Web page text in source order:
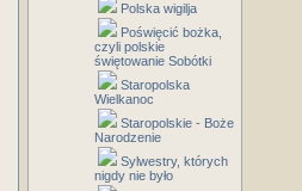
Polska wigilja
Poświęcić bożka,
czyli polskie
świętowanie Sobótki
Staropolska
Wielkanoc
Staropolskie - Boże
Narodzenie
Sylwestry, których
nigdy nie było